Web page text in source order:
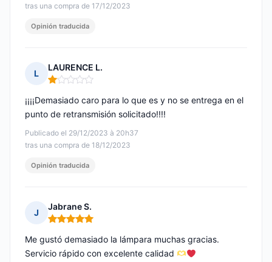
tras una compra de 17/12/2023
Opinión traducida
L
LAURENCE L.
Nota: 1 de 5
Publicado el 29/12/2023 à 20h37
tras una compra de 18/12/2023
¡¡¡¡Demasiado caro para lo que es y no se entrega en el
punto de retransmisión solicitado!!!!
Opinión traducida
J
Jabrane S.
Nota: 5 de 5
Me gustó demasiado la lámpara muchas gracias.
Servicio rápido con excelente calidad